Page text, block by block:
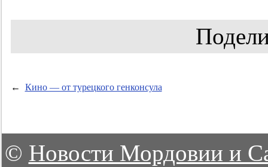
← Кино — от турецкого генконсула
© Новости Мордовии и